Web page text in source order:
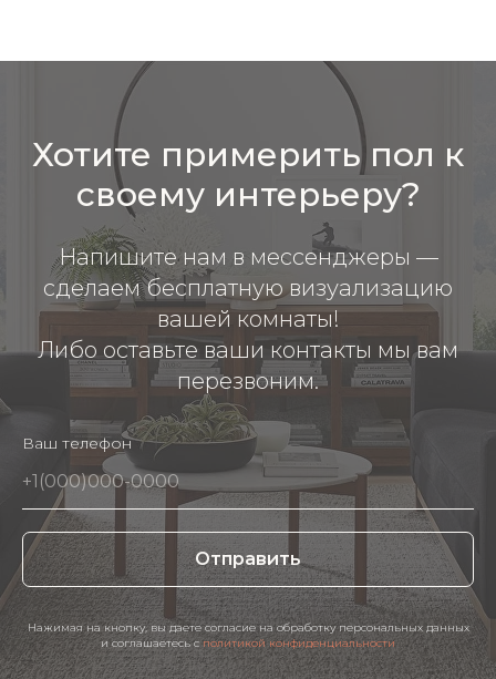
Хотите примерить пол к
своему интерьеру?
Напишите нам в мессенджеры —
сделаем бесплатную визуализацию
вашей комнаты!
Либо оставьте ваши контакты мы вам
перезвоним.
Ваш телефон
Отправить
Нажимая на кнопку, вы даете согласие на обработку персональных данных
и соглашаетесь c политикой конфиденциальности